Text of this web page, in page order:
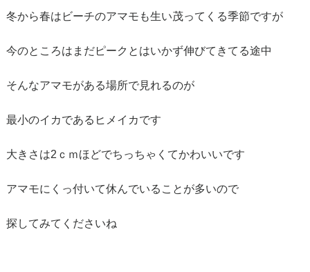
冬から春はビーチのアマモも生い茂ってくる季節ですが
今のところはまだピークとはいかず伸びてきてる途中
そんなアマモがある場所で見れるのが
最小のイカであるヒメイカです
大きさは2ｃｍほどでちっちゃくてかわいいです
アマモにくっ付いて休んでいることが多いので
探してみてくださいね